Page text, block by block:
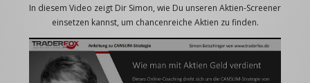
In diesem Video zeigt Dir Simon, wie Du unseren Aktien-Screener
einsetzen kannst, um chancenreiche Aktien zu finden.